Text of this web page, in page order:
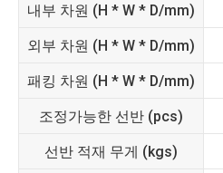
내부 차원 (H * W * D/mm)
외부 차원 (H * W * D/mm)
패킹 차원 (H * W * D/mm)
조정가능한 선반 (pcs)
선반 적재 무게 (kgs)